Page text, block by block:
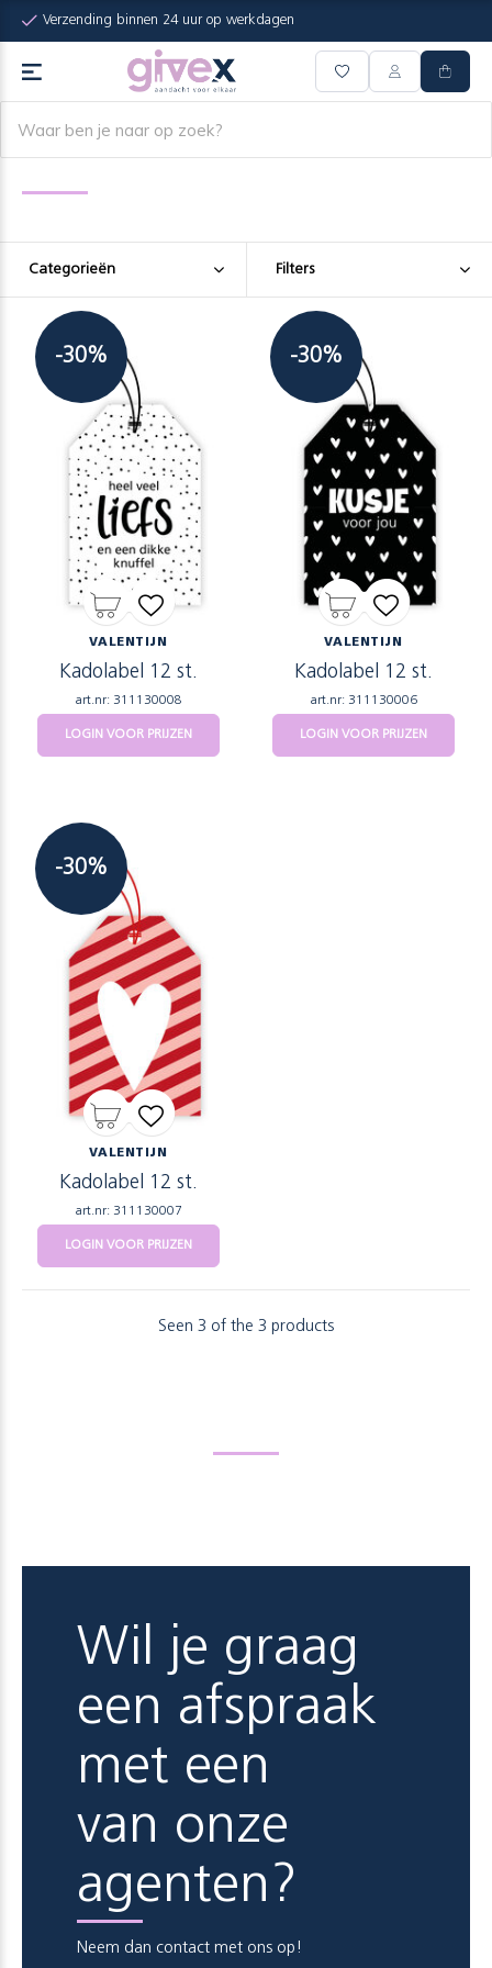
Verzending binnen 24 uur op werkdagen
Categorieën Filters
-30%
VALENTIJN
Kadolabel 12 st.
art.nr: 311130008
LOGIN VOOR PRIJZEN
-30%
VALENTIJN
Kadolabel 12 st.
art.nr: 311130006
LOGIN VOOR PRIJZEN
-30%
VALENTIJN
Kadolabel 12 st.
art.nr: 311130007
LOGIN VOOR PRIJZEN
Seen 3 of the 3 products
Wil je graag
een afspraak
met een
van onze
agenten?
Neem dan contact met ons op!